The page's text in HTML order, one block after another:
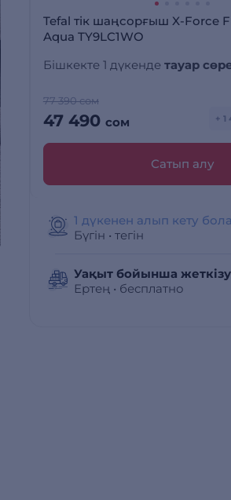
Tefal тік шаңсорғыш X-Force
Aqua TY9LC1WO
Бішкекте 1 дүкенде тауар
77 390 сом
47 490 сом +
Сатып алу
1 дүкенен алып кету
Бүгін • тегін
Уақыт бойынша жеткізу
Ертең • бесплатно